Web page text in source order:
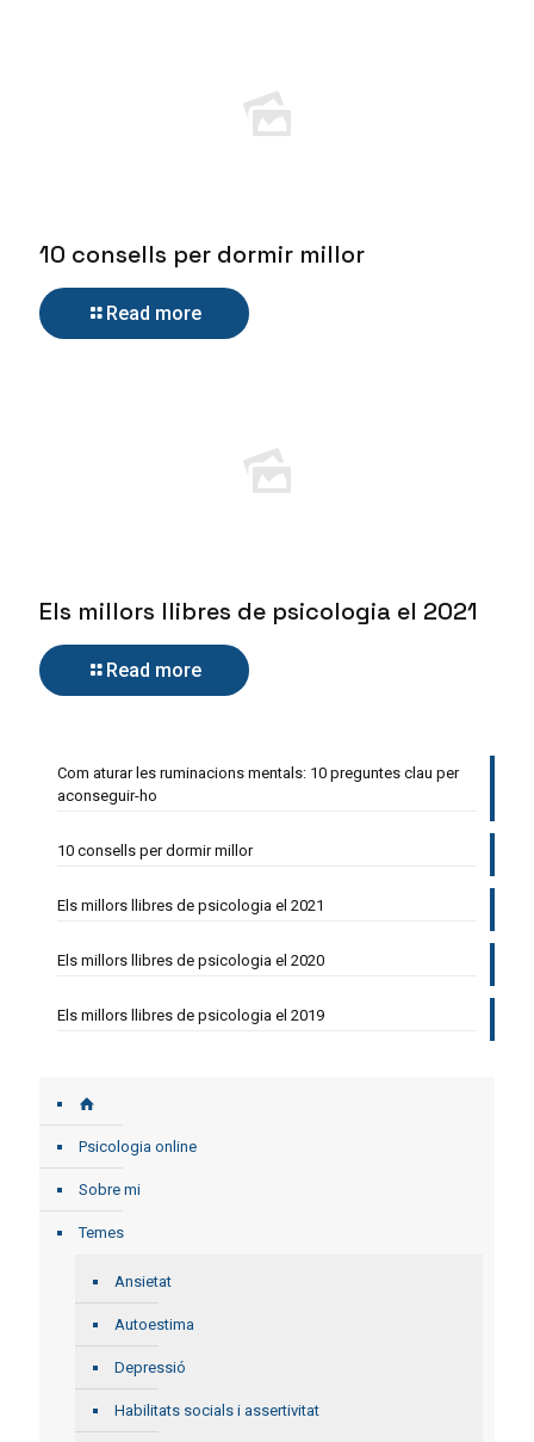
10 consells per dormir millor
Read more
Els millors llibres de psicologia el 2021
Read more
Com aturar les ruminacions mentals: 10 preguntes clau per
aconseguir-ho
10 consells per dormir millor
Els millors llibres de psicologia el 2021
Els millors llibres de psicologia el 2020
Els millors llibres de psicologia el 2019
Psicologia online
Sobre mi
Temes
Ansietat
Autoestima
Depressió
Habilitats socials i assertivitat